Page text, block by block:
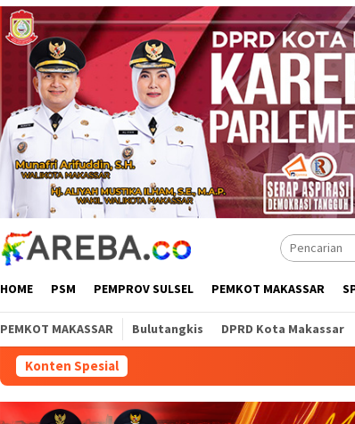
HOME PSM PEMPROV SULSEL PEMKOT MAKASSAR
PEMKOT MAKASSAR Bulutangkis DPRD Kota Makassar
Konten Spesial